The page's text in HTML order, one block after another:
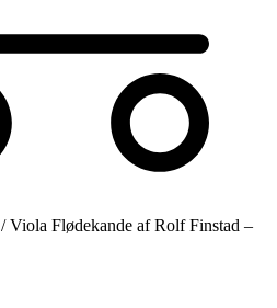
/ Viola Flødekande af Rolf Finstad –